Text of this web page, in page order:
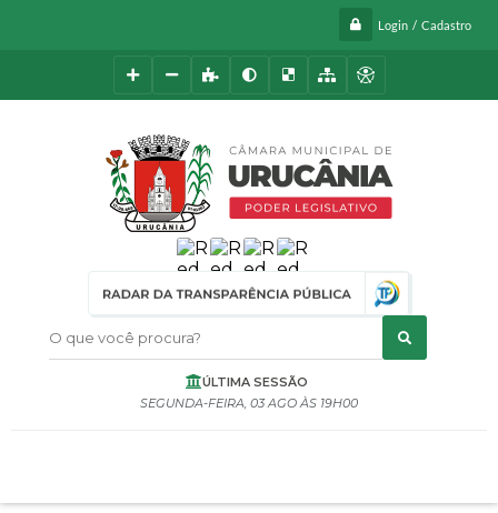
Login / Cadastro
O que você procura?
ÚLTIMA SESSÃO
SEGUNDA-FEIRA 03 AGO 19H00